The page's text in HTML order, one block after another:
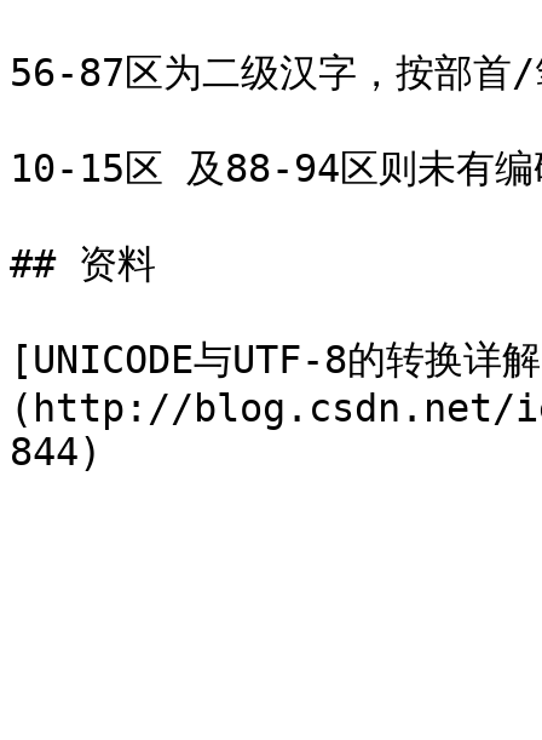
56-87区为二级汉字，按部首/
10-15区 及88-94区则未有编
## 资料
[UNICODE与UTF-8的转换详
(http://blog.csdn.net/